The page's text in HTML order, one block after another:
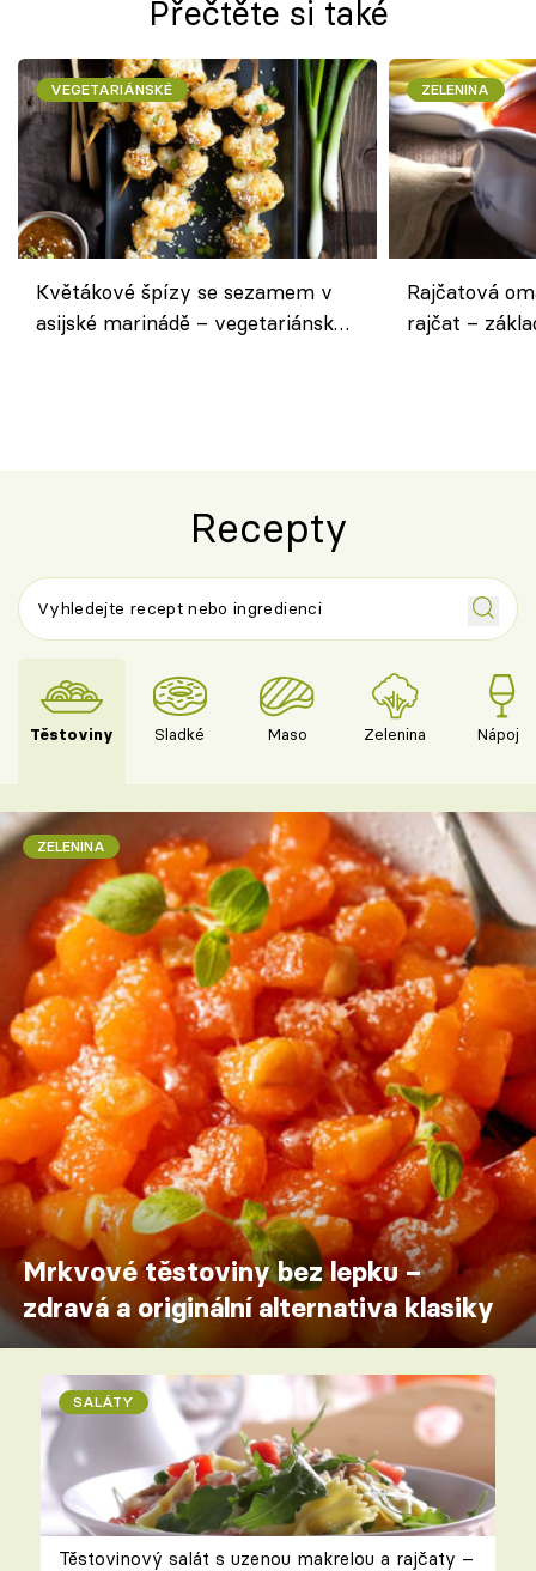
Přečtěte si také
VEGETARIÁNSKÉ
Květákové špízy se sezamem v
asijské marinádě – vegetariánská
ZELENINA
Rajčatová
rajčat –
Recepty
Těstoviny Sladké Maso Zelenina Nápoje
ZELENINA
Mrkvové těstoviny bez lepku –
zdravá a originální alternativa klasiky
SALÁTY
Těstovinový salát s uzenou makrelou a rajčaty –